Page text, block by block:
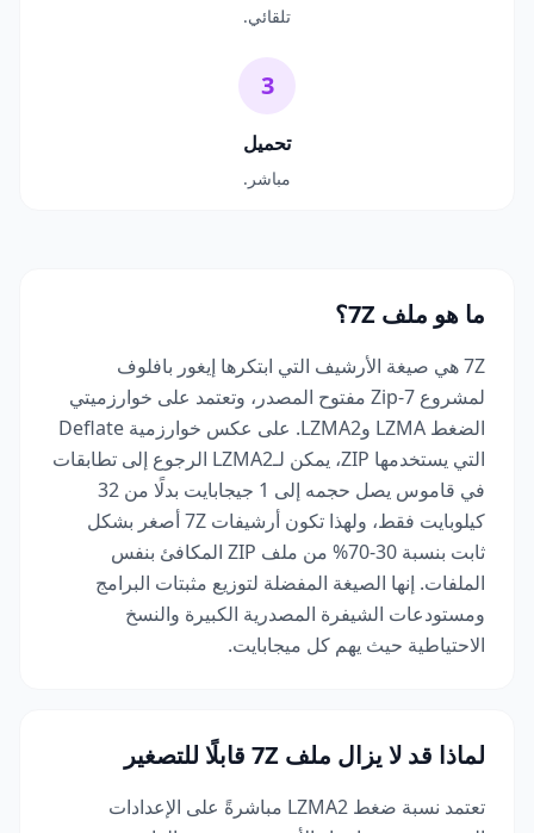
تلقائي.
3
تحميل
مباشر.
ما هو ملف 7Z؟
7Z هي صيغة الأرشيف التي ابتكرها إيغور بافلوف
لمشروع 7-Zip مفتوح المصدر، وتعتمد على خوارزميتي
الضغط LZMA وLZMA2. على عكس خوارزمية Deflate
التي يستخدمها ZIP، يمكن لـLZMA2 الرجوع إلى تطابقات
في قاموس يصل حجمه إلى 1 جيجابايت بدلًا من 32
كيلوبايت فقط، ولهذا تكون أرشيفات 7Z أصغر بشكل
ثابت بنسبة 30-70% من ملف ZIP المكافئ بنفس
الملفات. إنها الصيغة المفضلة لتوزيع مثبتات البرامج
ومستودعات الشيفرة المصدرية الكبيرة والنسخ
الاحتياطية حيث يهم كل ميجابايت.
لماذا قد لا يزال ملف 7Z قابلًا للتصغير
تعتمد نسبة ضغط LZMA2 مباشرةً على الإعدادات